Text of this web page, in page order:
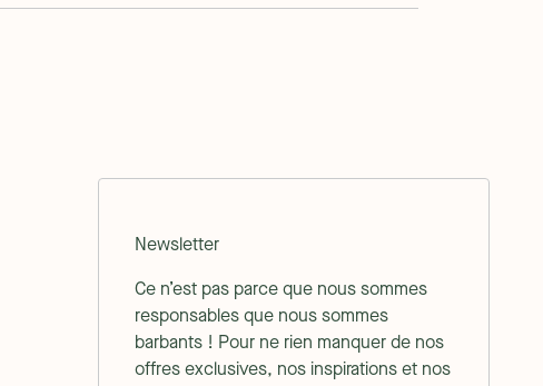
Newsletter
Ce n’est pas parce que nous sommes
responsables que nous sommes
barbants ! Pour ne rien manquer de nos
offres exclusives, nos inspirations et nos